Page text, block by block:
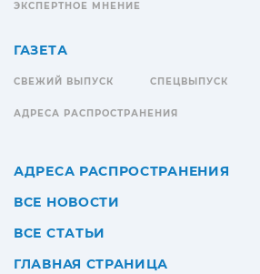
ЭКСПЕРТНОЕ МНЕНИЕ
ГАЗЕТА
СВЕЖИЙ ВЫПУСК СПЕЦВЫПУСК
АДРЕСА РАСПРОСТРАНЕНИЯ
АДРЕСА РАСПРОСТРАНЕНИЯ
ВСЕ НОВОСТИ
ВСЕ СТАТЬИ
ГЛАВНАЯ СТРАНИЦА